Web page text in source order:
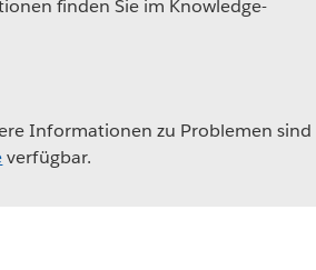
finden Sie im Knowledge-
Informationen zu Problemen sind
verfügbar.